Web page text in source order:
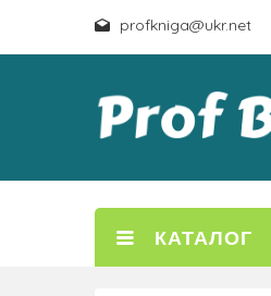
profkniga@ukr.net
КАТАЛОГ